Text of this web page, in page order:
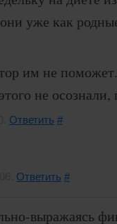
уже как
им не
не осознали,
Ответить #
Ответить #
выражаясь